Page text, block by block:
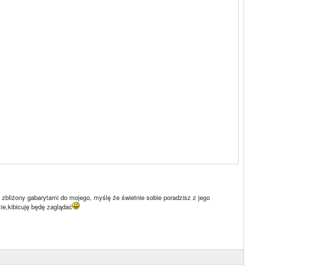
zbliżony gabarytami do mojego, myślę że świetnie sobie poradzisz z jego
będę zaglądać